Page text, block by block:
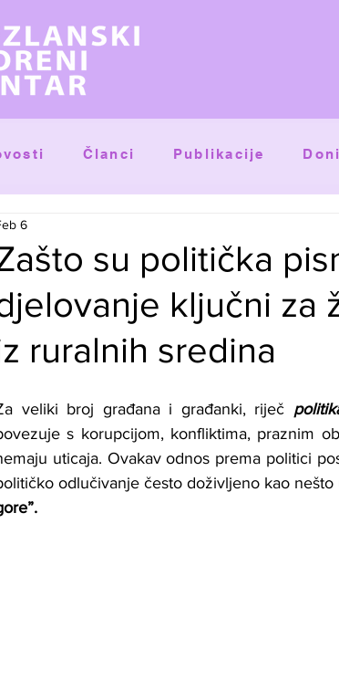
Članci Publikacije
su politička
ključni za
ruralnih sredina
6
veliki broj građana i građanki, riječ
s korupcijom, konfliktima, praznim
uticaja. Ovakav odnos prema politici
odlučivanje često doživljeno kao